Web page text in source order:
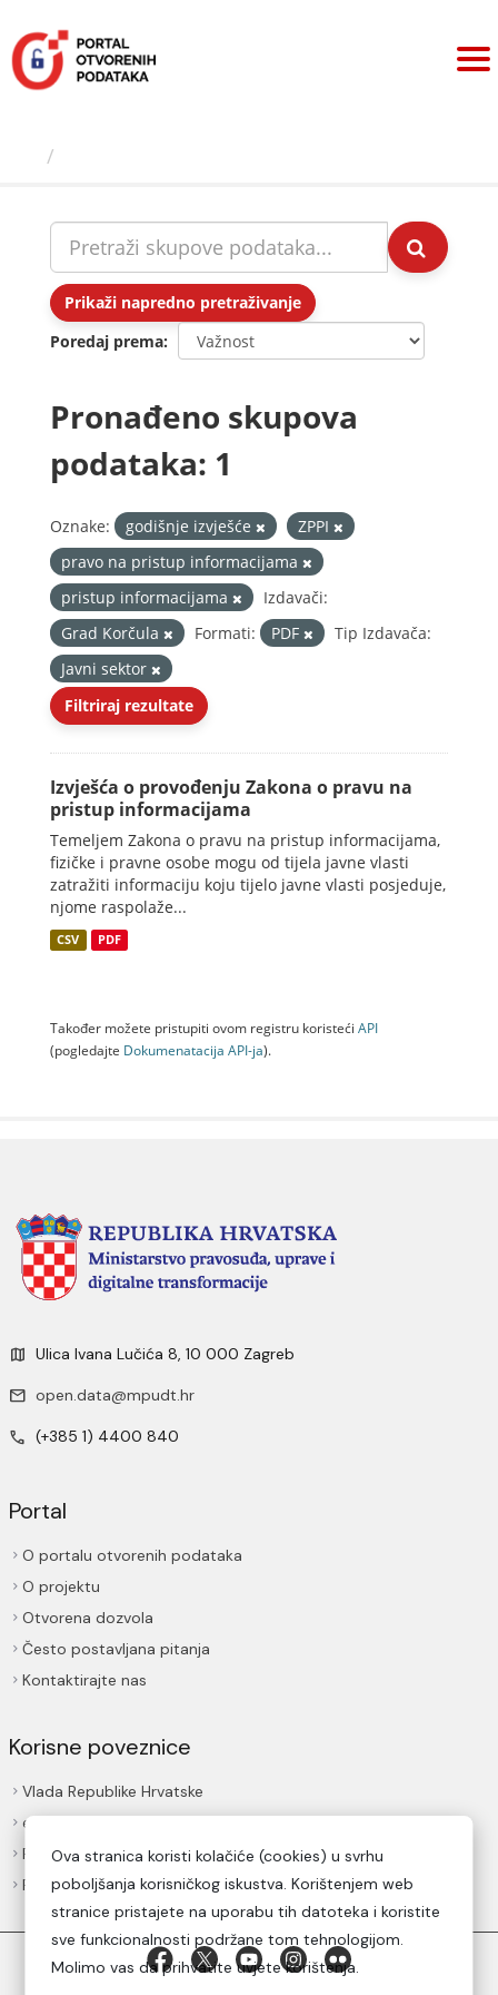
sadržaj
Prikaži napredno pretraživanje
Poredaj prema
Pronađeno skupova
podataka: 1
Oznake: godišnje izvješće
ZPPI
pravo na pristup informacijama
pristup informacijama
Izdavači:
Grad Korčula
Formati: PDF
Tip Izdavača:
Javni sektor
Filtriraj rezultate
Izvješća o provođenju Zakona o pravu na
pristup informacijama
Temeljem Zakona o pravu na pristup informacijama,
fizičke i pravne osobe mogu od tijela javne vlasti
zatražiti informaciju koju tijelo javne vlasti posjeduje,
njome raspolaže...
CSV PDF
Također možete pristupiti ovom registru koristeći API
(pogledajte Dokumenаtаcijа API-jа).